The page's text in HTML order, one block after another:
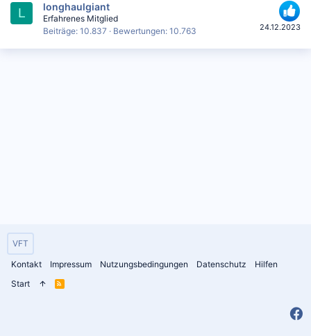
L
24.12.2023
longhaulgiant
Erfahrenes Mitglied
Beiträge 10.837 Bewertungen 10.763
VFT
Kontakt
Impressum Nutzungsbedingungen Datenschutz
Hilfen
Start
R